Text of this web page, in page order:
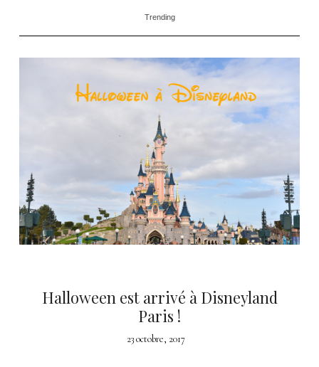
Trending
Halloween est arrivé à Disneyland
Paris !
23 octobre, 2017